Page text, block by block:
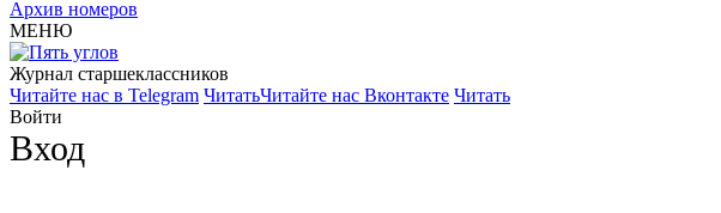
Архив номеров
МЕНЮ
Журнал старшекласcников
Читайте нас в Telegram ЧитатьЧитайте нас Вконтакте Читать
Войти
Вход